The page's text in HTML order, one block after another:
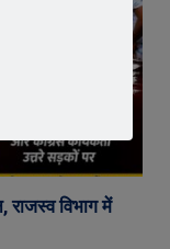
राजस्व विभाग में